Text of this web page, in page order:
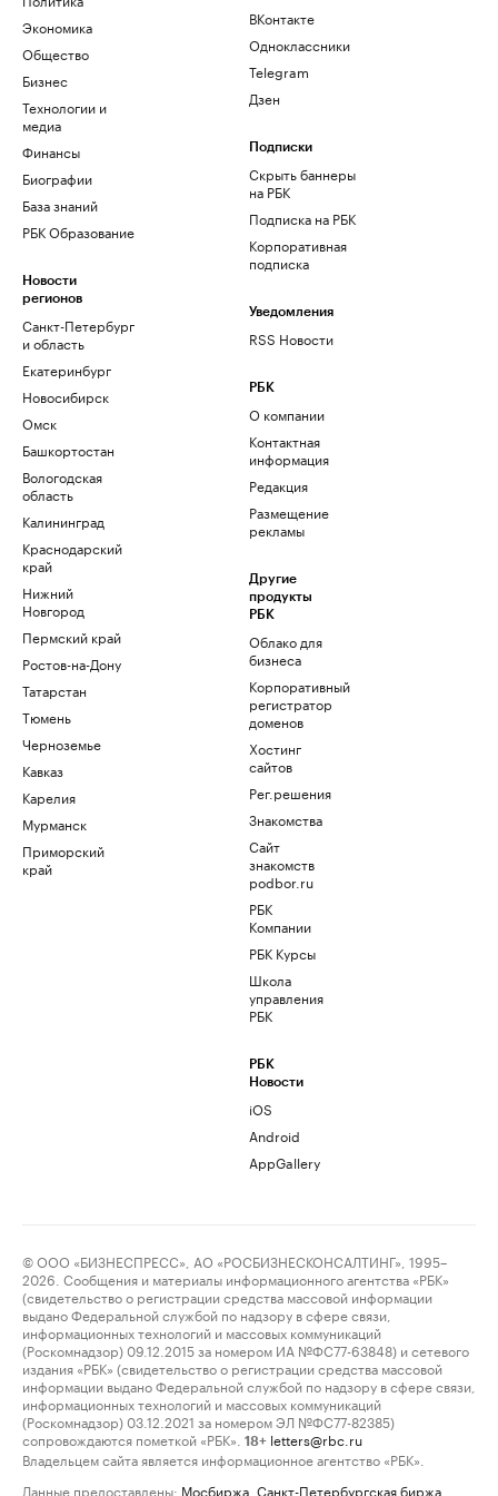
Экономика
Общество
Бизнес
Технологии и
медиа
Финансы
Биографии
База знаний
РБК Образование
Новости
регионов
Санкт-Петербург
и область
Екатеринбург
Новосибирск
Омск
Башкортостан
Вологодская
область
Калининград
Краснодарский
край
Нижний
Новгород
Пермский край
Ростов-на-Дону
Татарстан
Тюмень
Черноземье
Кавказ
Карелия
Мурманск
Приморский
край
ВКонтакте
Одноклассники
Telegram
Дзен
Подписки
Скрыть баннеры
на РБК
Подписка на РБК
Корпоративная
подписка
Уведомления
RSS Новости
РБК
О компании
Контактная
информация
Редакция
Размещение
рекламы
Другие
продукты
РБК
Облако для
бизнеса
Корпоративный
регистратор
доменов
Хостинг
сайтов
Рег.решения
Знакомства
Сайт
знакомств
podbor.ru
РБК
Компании
РБК Курсы
Школа
управления
РБК
РБК
Новости
iOS
Android
AppGallery
© ООО «БИЗНЕСПРЕСС», АО «РОСБИЗНЕСКОНСАЛТИНГ», 1995–
2026. Сообщения и материалы информационного агентства «РБК»
(свидетельство о регистрации средства массовой информации
выдано Федеральной службой по надзору в сфере связи,
информационных технологий и массовых коммуникаций
(Роскомнадзор) 09.12.2015 за номером ИА №ФС77-63848) и сетевого
издания «РБК» (свидетельство о регистрации средства массовой
информации выдано Федеральной службой по надзору в сфере связи,
информационных технологий и массовых коммуникаций
(Роскомнадзор) 03.12.2021 за номером ЭЛ №ФС77-82385)
сопровождаются пометкой «РБК».
18+ letters@rbc.ru
Владельцем сайта является информационное агентство «РБК».
Данные предоставлены: Мосбиржа Санкт-Петербургская биржа